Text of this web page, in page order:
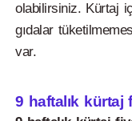
olabilirsiniz. Kürtaj
gıdalar
var.
9 haftalık kürtaj